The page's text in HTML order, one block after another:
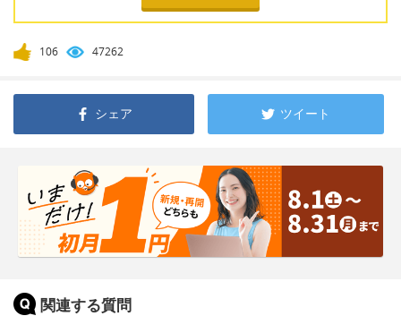
106 47262
シェア ツイート
関連する質問